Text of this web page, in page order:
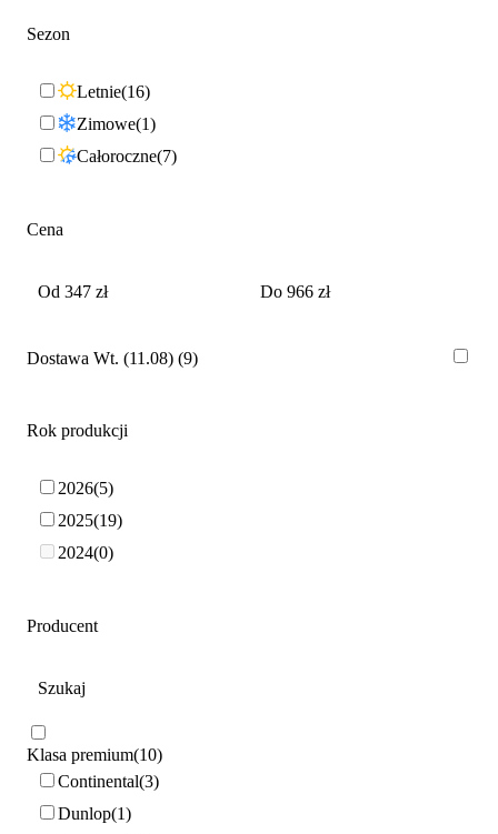
Sezon
Letnie 16
Zimowe 1
Całoroczne 7
Cena
Dostawa Wt. (11.08) 9
Rok produkcji
2026 5
2025 19
2024 0
Producent
Klasa premium 10
Continental 3
Dunlop 1